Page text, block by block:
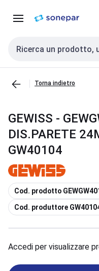
navigazione alla
Cerca input
Torna indietro
GEWISS -
DIS.PARETE
GW40104
copia
Cod. prodotto
copia
Cod. produttore
Accedi per visualizzare